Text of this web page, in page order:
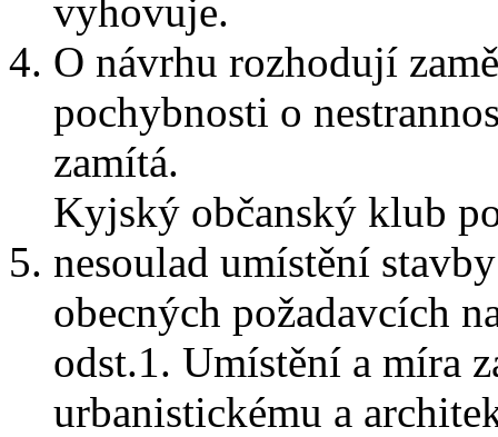
vyhovuje.
O návrhu rozhodují
pochybnosti o
zamítá.
Kyjský občanský klub
nesoulad umístění
obecných požadavcích
odst.1. Umístění a míra
urbanistickému a